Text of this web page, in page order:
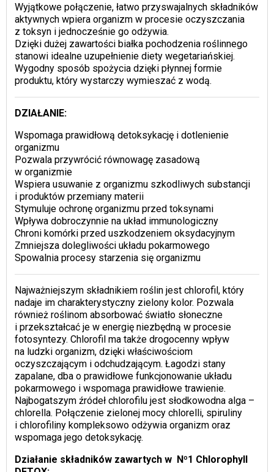
Wyjątkowe połączenie, łatwo przyswajalnych składników
aktywnych wpiera organizm w procesie oczyszczania
z toksyn i jednocześnie go odżywia.
Dzięki dużej zawartości białka pochodzenia roślinnego
stanowi idealne uzupełnienie diety wegetariańskiej.
Wygodny sposób spożycia dzięki płynnej formie
produktu, który wystarczy wymieszać z wodą.
DZIAŁANIE:
Wspomaga prawidłową detoksykację i dotlenienie
organizmu
Pozwala przywrócić równowagę zasadową
w organizmie
Wspiera usuwanie z organizmu szkodliwych substancji
i produktów przemiany materii
Stymuluje ochronę organizmu przed toksynami
Wpływa dobroczynnie na układ immunologiczny
Chroni komórki przed uszkodzeniem oksydacyjnym
Zmniejsza dolegliwości układu pokarmowego
Spowalnia procesy starzenia się organizmu
Najważniejszym składnikiem roślin jest chlorofil, który
nadaje im charakterystyczny zielony kolor. Pozwala
również roślinom absorbować światło słoneczne
i przekształcać je w energię niezbędną w procesie
fotosyntezy. Chlorofil ma także drogocenny wpływ
na ludzki organizm, dzięki właściwościom
oczyszczającym i odchudzającym. Łagodzi stany
zapalane, dba o prawidłowe funkcjonowanie układu
pokarmowego i wspomaga prawidłowe trawienie.
Najbogatszym źródeł chlorofilu jest słodkowodna alga –
chlorella. Połączenie zielonej mocy chlorelli, spiruliny
i chlorofiliny kompleksowo odżywia organizm oraz
wspomaga jego detoksykację.
Działanie składników zawartych w Nº1 Chlorophyll